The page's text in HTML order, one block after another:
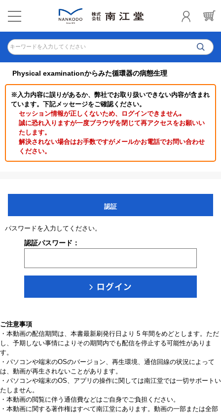
キーワードを入力してください
Physical examinationからみた循環器の病態生理
※入力内容に誤りがあるか、弊社でお取り扱いできない内容が含まれ
ています。下記メッセージをご確認ください。
セッション情報が正しくないため、ログインできません｡
誠に恐れ入りますが一度ブラウザを閉じて再アクセスをお願いい
たします。
解決されない場合はお手数ですがメールかお電話でお問い合わせ
ください。
認証
パスワードを入力してください。
認証パスワード：
ご注意事項
・本動画の配信期間は、本書最新刷発行日より 5 年間をめどとします。ただ
し、予期しない事情によりその期間内でも配信を停止する可能性がありま
す。
・パソコンや端末のOSのバージョン、再生環境、通信回線の状況によって
は、動画が再生されないことがあります。
・パソコンや端末のOS、アプリの操作に関しては南江堂では一切サポートい
たしません。
・本動画の閲覧に伴う通信費などはご自身でご負担ください。
・本動画に関する著作権はすべて南江堂にあります。動画の一部または全部